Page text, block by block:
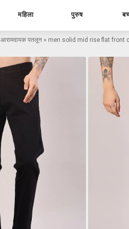
महिला पुरुष
आरामदायक पतलून » men solid mid rise flat front